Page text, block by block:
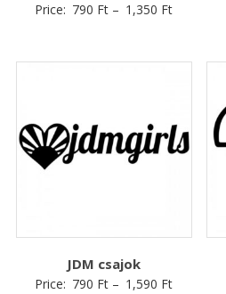
Price: 790 Ft – 1,350 Ft
JDM csajok
Price: 790 Ft – 1,590 Ft